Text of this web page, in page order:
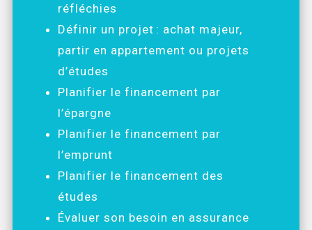
réfléchies
Définir un projet : achat majeur,
partir en appartement ou projets
d’études
Planifier le financement par
l’épargne
Planifier le financement par
l’emprunt
Planifier le financement des
études
Évaluer son besoin en assurance